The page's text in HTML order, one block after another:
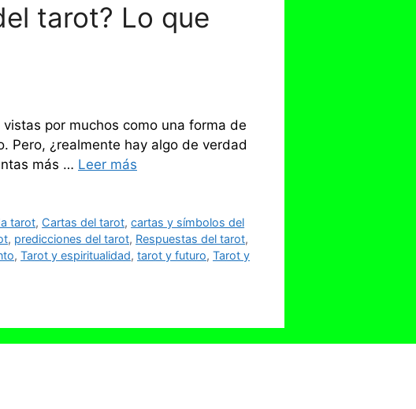
tarot? Lo que
por muchos como una forma de
Pero, ¿realmente hay algo de verdad
más … Leer más
tarot, Cartas del tarot,cartas y símbolos del
, predicciones del tarot, Respuestas del tarot,
, Tarot y espiritualidad, tarot y futuro, Tarot y